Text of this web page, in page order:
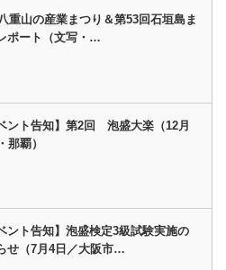
重山の産業まつり＆第53回石垣島ま
ポート（文写・…
ント告知】第2回 泡盛大楽（12月
那覇）
ント告知】泡盛検定3級試験実施の
せ（7月4日／大阪市…